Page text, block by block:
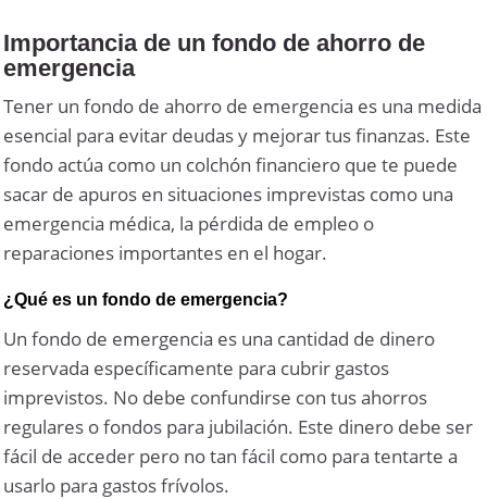
Importancia de un fondo de ahorro de
emergencia
Tener un fondo de ahorro de emergencia es una medida
esencial para evitar deudas y mejorar tus finanzas. Este
fondo actúa como un colchón financiero que te puede
sacar de apuros en situaciones imprevistas como una
emergencia médica, la pérdida de empleo o
reparaciones importantes en el hogar.
¿Qué es un fondo de emergencia?
Un fondo de emergencia es una cantidad de dinero
reservada específicamente para cubrir gastos
imprevistos. No debe confundirse con tus ahorros
regulares o fondos para jubilación. Este dinero debe ser
fácil de acceder pero no tan fácil como para tentarte a
usarlo para gastos frívolos.